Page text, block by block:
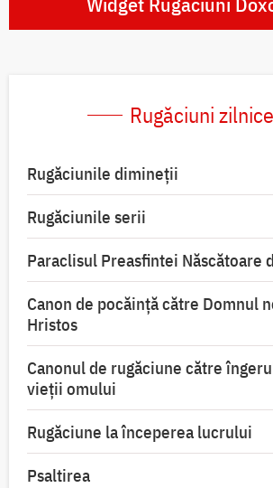
Rugăciuni zilnice
Rugăciunile dimineții
Rugăciunile serii
Paraclisul Preasfintei Născătoare
Canon de pocăință către Domnul
Hristos
Canonul de rugăciune către
vieții omului
Rugăciune la începerea lucrului
Psaltirea